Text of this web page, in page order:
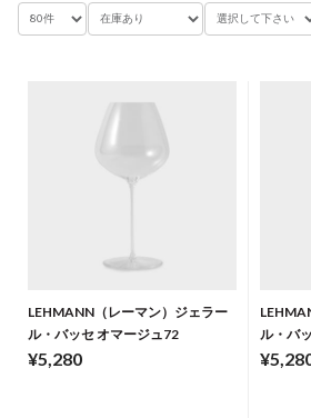
LEHMANN（レーマン）ジェラー
ル・バッセ オマージュ72
¥5,280
ル・バ